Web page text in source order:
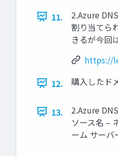
11.
2.Azure
割り当てら
きるが今回
https://
12.
購入したド
13.
2.Azure
ソース名 –
ーム サーバ